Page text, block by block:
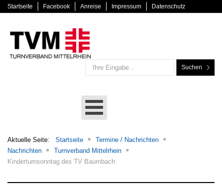
Startseite Facebook Anreise Impressum Datenschutz
Suchen
Aktuelle Seite: Startseite
Termine / Nachrichten
Nachrichten
Turnverband Mittelrhein
Kinderturnsonntag des TV Baumbach